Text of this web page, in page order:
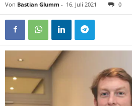
Von Bastian Glumm - 16. Juli 2021 0